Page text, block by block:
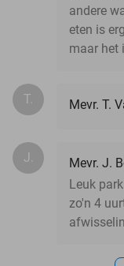
andere
eten is
maar het
T. Mevr. T.
J.
Mevr. J.
Leuk
zo'n 4